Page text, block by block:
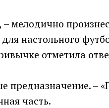
– мелодично
настольного
отметила
предназначение. –
часть.